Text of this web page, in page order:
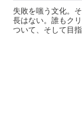
失敗を嗤う文化。
長はない。誰もク
ついて、そして目